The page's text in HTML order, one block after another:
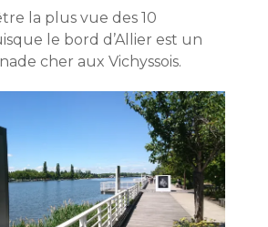
la plus vue des 10
le bord d’Allier est un
cher aux Vichyssois.